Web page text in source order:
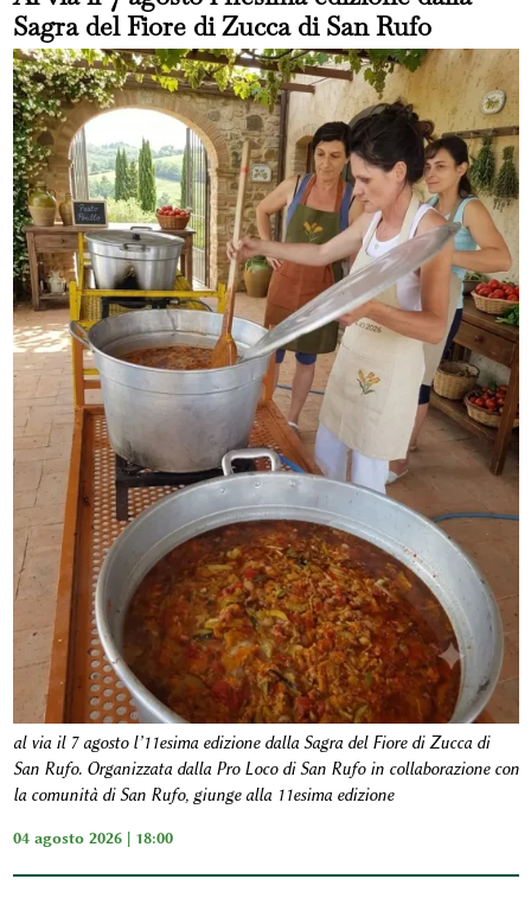
Sagra del Fiore di Zucca di San Rufo
al via il 7 agosto l’11esima edizione dalla Sagra del Fiore di Zucca di
San Rufo. Organizzata dalla Pro Loco di San Rufo in collaborazione con
la comunità di San Rufo, giunge alla 11esima edizione
04 agosto 2026 | 18:00